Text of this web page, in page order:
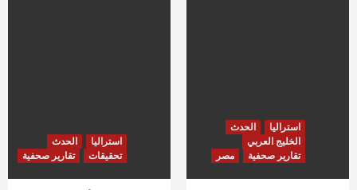
استراليا
الحدث
الخليج العربي
تقارير صحفية
مصر
استراليا
الحدث
تحقيقات
تقارير صحفية